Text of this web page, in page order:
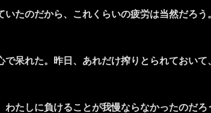
たのだから、これくらいの疲労は当然だろう
呆れた。昨日、あれだけ搾りとられておいて
たしに負けることが我慢ならなかったのだろ